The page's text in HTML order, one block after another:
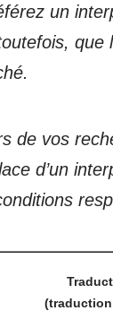
un
de vos
d’un